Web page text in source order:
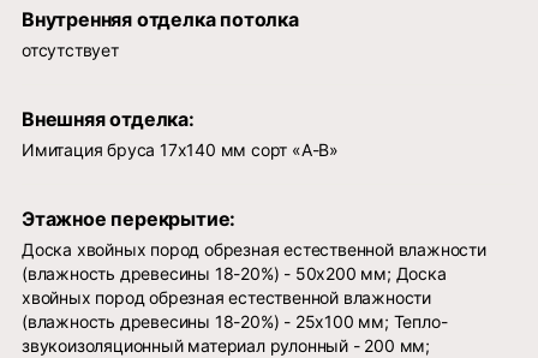
Внутренняя отделка потолка
отсутствует
Внешняя отделка:
Имитация бруса 17х140 мм сорт «А-В»
Этажное перекрытие:
Доска хвойных пород обрезная естественной влажности
(влажность древесины 18-20%) - 50х200 мм; Доска
хвойных пород обрезная естественной влажности
(влажность древесины 18-20%) - 25х100 мм; Тепло-
звукоизоляционный материал рулонный - 200 мм;